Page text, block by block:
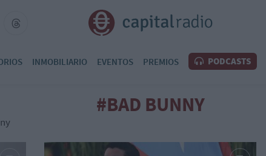
INMOBILIARIO EVENTOS PREMIOS PODCASTS
#BAD BUNNY